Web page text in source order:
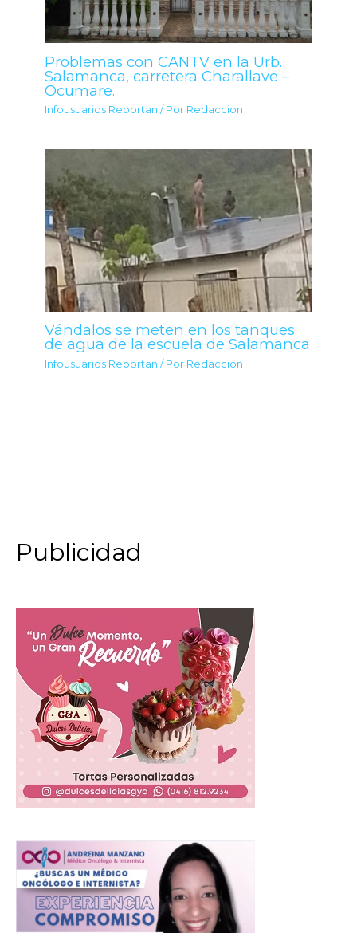
Problemas con CANTV en la Urb.
Salamanca, carretera Charallave –
Ocumare.
Infousuarios Reportan / Por Redaccion
Vándalos se meten en los tanques
de agua de la escuela de Salamanca
Infousuarios Reportan / Por Redaccion
Publicidad